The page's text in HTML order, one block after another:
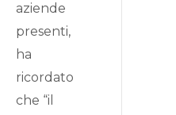
aziende
presenti,
ha
ricordato
che “il